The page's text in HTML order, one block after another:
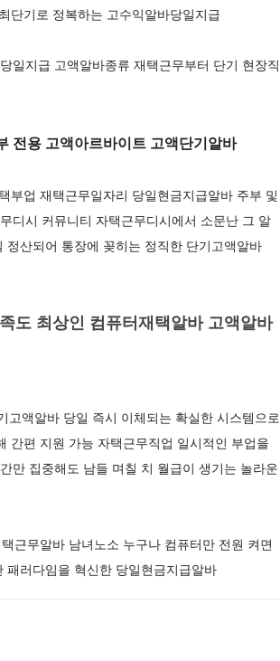
단기로 정복하는 고수익알바당일지급
일지급 고액알바종류 재택근무부터 단기 현장직
전용 고액아르바이트 고액단기알바
부업 재택근무일자리 당일현금지급알바 주부 및
디시 커뮤니티 자택근무디시에서 소문난 그 알
산되어 통장에 꽂히는 정직한 단기고액알바
도 최상인 컴퓨터재택알바 고액알바
액알바 당일 즉시 이체되는 확실한 시스템으로
간편 지원 가능 자택근무직업 일시적인 부업을
만 집중해도 남들 며칠 치 월급이 생기는 놀라운
근무알바 남녀노소 누구나 컴퓨터만 전원 켜면
러다임을 혁신한 당일현금지급알바